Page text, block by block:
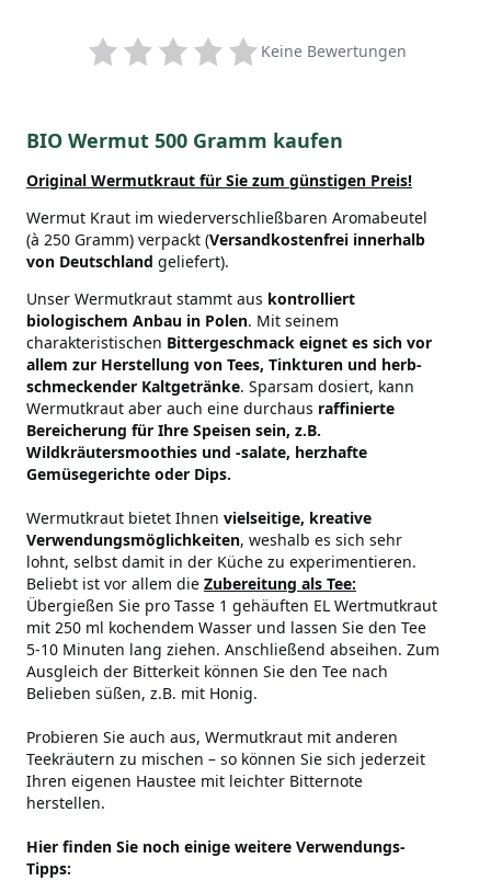
Keine Bewertungen
BIO Wermut 500 Gramm kaufen
Original Wermutkraut für Sie zum günstigen Preis!
Wermut Kraut im wiederverschließbaren Aromabeutel
(à 250 Gramm) verpackt (Versandkostenfrei innerhalb
von Deutschland geliefert).
Unser Wermutkraut stammt aus kontrolliert
biologischem Anbau in Polen. Mit seinem
charakteristischen Bittergeschmack eignet es sich vor
allem zur Herstellung von Tees, Tinkturen und herb-
schmeckender Kaltgetränke. Sparsam dosiert, kann
Wermutkraut aber auch eine durchaus raffinierte
Bereicherung für Ihre Speisen sein, z.B.
Wildkräutersmoothies und -salate, herzhafte
Gemüsegerichte oder Dips.
Wermutkraut bietet Ihnen vielseitige, kreative
Verwendungsmöglichkeiten, weshalb es sich sehr
lohnt, selbst damit in der Küche zu experimentieren.
Beliebt ist vor allem die Zubereitung als Tee:
Übergießen Sie pro Tasse 1 gehäuften EL Wertmutkraut
mit 250 ml kochendem Wasser und lassen Sie den Tee
5-10 Minuten lang ziehen. Anschließend abseihen. Zum
Ausgleich der Bitterkeit können Sie den Tee nach
Belieben süßen, z.B. mit Honig.
Probieren Sie auch aus, Wermutkraut mit anderen
Teekräutern zu mischen – so können Sie sich jederzeit
Ihren eigenen Haustee mit leichter Bitternote
herstellen.
Hier finden Sie noch einige weitere Verwendungs-
Tipps: